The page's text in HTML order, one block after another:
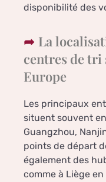
disponibilité des
La
centres de tri
Europe
Les principaux
situent souvent
Guangzhou,
points de départ
également des
comme à Liège